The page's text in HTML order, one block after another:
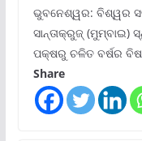
ଭୁବନେଶ୍ୱର: ବିଶ୍ୱର
ସାନ୍ତାକ୍ରୁଜ୍
ପକ୍ଷରୁ ଚଳିତ ବର୍ଷର
Share